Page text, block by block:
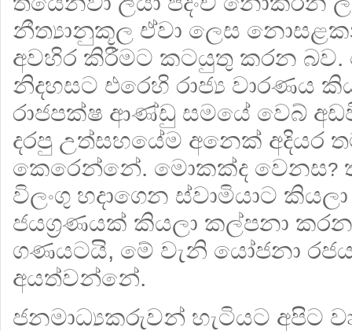
නීත්‍යානුකූල ඒවා ලෙස
අවහිර කිරීමට කටයුතු කරන බව.
නිදහසට එරෙහි රාජ්‍ය වාරණය
රාජපක්ෂ ආණ්ඩු සමයේ වෙබ්
දරපු උත්සහයේම අනෙක් අදියර
කෙරෙන්නේ. මොකක්ද වෙනස?
විලංගු හදාගෙන ස්වාමියාට
ජයග්‍ර‍ණයක් කියලා කල්පනා
ගණයටයි, මේ වැනි යෝජනා
අයත්වන්නේ.
ජනමාධ්‍යකරුවන් හැටියට අපිට